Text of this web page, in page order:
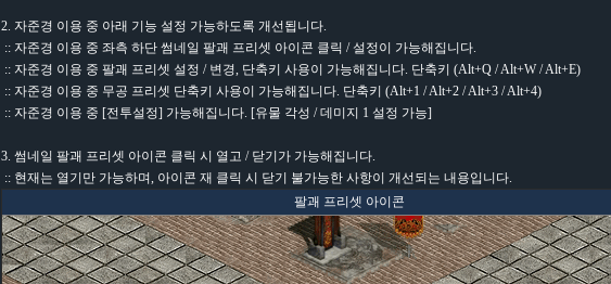
2. 자준경 이용 중 아래 기능 설정 가능하도록 개선됩니다.
:: 자준경 이용 중 좌측 하단 썸네일 팔괘 프리셋 아이콘 클릭 / 설정이 가능해집니다.
:: 자준경 이용 중 팔괘 프리셋 설정 / 변경, 단축키 사용이 가능해집니다. 단축키 (Alt+Q / Alt+W / Alt+E)
:: 자준경 이용 중 무공 프리셋 단축키 사용이 가능해집니다. 단축키 (Alt+1 / Alt+2 / Alt+3 / Alt+4)
:: 자준경 이용 중 [전투설정] 가능해집니다. [유물 각성 / 데미지 1 설정 가능]
3. 썸네일 팔괘 프리셋 아이콘 클릭 시 열고 / 닫기가 가능해집니다.
:: 현재는 열기만 가능하며, 아이콘 재 클릭 시 닫기 불가능한 사항이 개선되는 내용입니다.
팔괘 프리셋 아이콘